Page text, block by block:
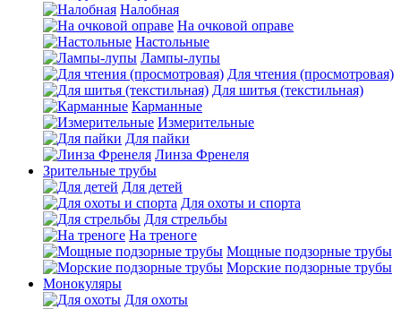
Налобная
На очковой оправе
Настольные
Лампы-лупы
Для чтения (просмотровая)
Для шитья (текстильная)
Карманные
Измерительные
Для пайки
Линза Френеля
Зрительные трубы
Для детей
Для охоты и спорта
Для стрельбы
На треноге
Мощные подзорные трубы
Морские подзорные трубы
Монокуляры
Для охоты